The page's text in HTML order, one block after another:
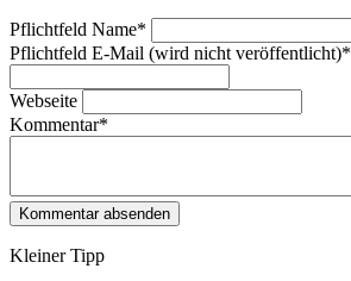
Pflichtfeld Name*
Pflichtfeld E-Mail (wird nicht veröffentlicht)*
Webseite
Kommentar*
Kleiner Tipp